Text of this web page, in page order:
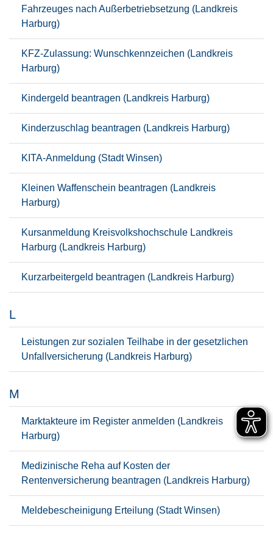
Fahrzeuges nach Außerbetriebsetzung (Landkreis
Harburg)
KFZ-Zulassung: Wunschkennzeichen (Landkreis
Harburg)
Kindergeld beantragen (Landkreis Harburg)
Kinderzuschlag beantragen (Landkreis Harburg)
KITA-Anmeldung (Stadt Winsen)
Kleinen Waffenschein beantragen (Landkreis
Harburg)
Kursanmeldung Kreisvolkshochschule Landkreis
Harburg (Landkreis Harburg)
Kurzarbeitergeld beantragen (Landkreis Harburg)
L
Leistungen zur sozialen Teilhabe in der gesetzlichen
Unfallversicherung (Landkreis Harburg)
M
Marktakteure im Register anmelden (Landkreis
Harburg)
Medizinische Reha auf Kosten der
Rentenversicherung beantragen (Landkreis Harburg)
Meldebescheinigung Erteilung (Stadt Winsen)